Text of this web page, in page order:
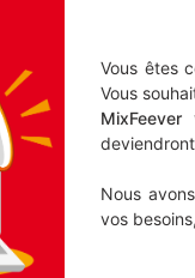
Vous êtes
Vous
MixFeever
Nous
vos